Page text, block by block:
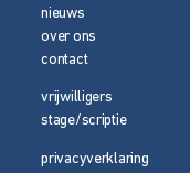
nieuws
over ons
contact
vrijwilligers
stage/scriptie
privacyverklaring